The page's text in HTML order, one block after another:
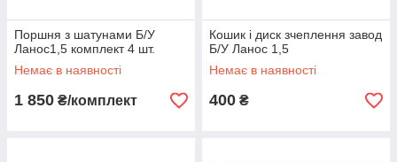
Поршня з шатунами Б/У
Ланос1,5 комплект 4 шт.
Немає в наявності
1 850 ₴/комплект
Кошик і диск зчеплення завод
Б/У Ланос 1,5
Немає в наявності
400 ₴